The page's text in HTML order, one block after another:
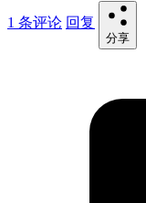
1 条评论 回复
分享